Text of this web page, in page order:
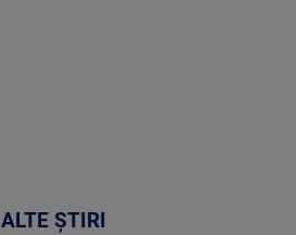
ALTE ȘTIRI